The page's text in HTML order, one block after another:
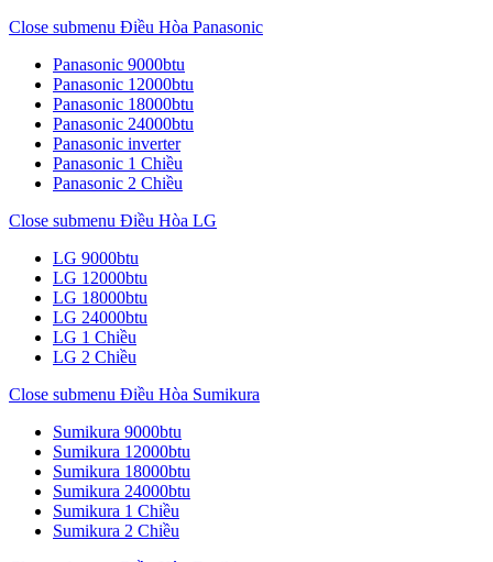
Close submenu Điều Hòa Panasonic
Panasonic 9000btu
Panasonic 12000btu
Panasonic 18000btu
Panasonic 24000btu
Panasonic inverter
Panasonic 1 Chiều
Panasonic 2 Chiều
Close submenu Điều Hòa LG
LG 9000btu
LG 12000btu
LG 18000btu
LG 24000btu
LG 1 Chiều
LG 2 Chiều
Close submenu Điều Hòa Sumikura
Sumikura 9000btu
Sumikura 12000btu
Sumikura 18000btu
Sumikura 24000btu
Sumikura 1 Chiều
Sumikura 2 Chiều